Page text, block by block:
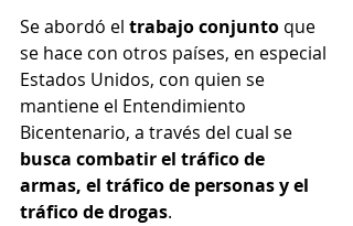
Se abordó el trabajo conjunto que
se hace con otros países, en especial
Estados Unidos, con quien se
mantiene el Entendimiento
Bicentenario, a través del cual se
busca combatir el tráfico de
armas, el tráfico de personas y el
tráfico de drogas.